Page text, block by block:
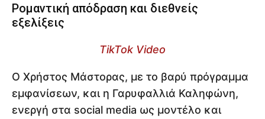
Ρομαντική απόδραση και διεθνείς
εξελίξεις
TikTok Video
Ο Χρήστος Μάστορας, με το βαρύ πρόγραμμα
εμφανίσεων, και η Γαρυφαλλιά Καληφώνη,
ενεργή στα social media ως μοντέλο και